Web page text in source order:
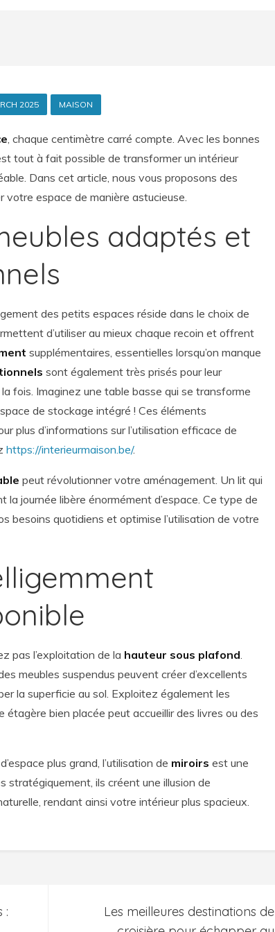
2025 MAISON
, chaque centimètre carré compte. Avec les bonnes
tout à fait possible de transformer un intérieur
Dans cet article, nous vous proposons des
votre espace de manière astucieuse.
adaptés et
des petits espaces réside dans le choix de
d’utiliser au mieux chaque recoin et offrent
supplémentaires, essentielles lorsqu’on manque
sont également très prisés pour leur
fois. Imaginez une table basse qui se transforme
de stockage intégré ! Ces éléments
plus d’informations sur l’utilisation efficace de
https://interieurmaison.be/.
peut révolutionner votre aménagement. Un lit qui
la journée libère énormément d’espace. Ce type de
besoins quotidiens et optimise l’utilisation de votre
pas l’exploitation de la hauteur sous plafond
meubles suspendus peuvent créer d’excellents
la superficie au sol. Exploitez également les
étagère bien placée peut accueillir des livres ou des
plus grand, l’utilisation de miroirs est une
stratégiquement, ils créent une illusion de
rendant ainsi votre intérieur plus spacieux.
:
Les meilleures destinations de